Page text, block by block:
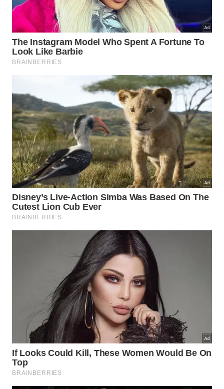
observa como a imagem de Lao Tsé continua
associada ao fluxo natural das coisas. Aplicado ao
presente, o ensinamento sugere escolher uma tarefa
pequena, repetível e honesta, sustentada por
disciplinaepaciência
No fim, a jornada de mil quilômetros permanece
atual porque une começo humilde, atenção ao
tempo e fidelidade ao caminho. Sem culto à pressa,
a lição atribuída a Lao Zi lembra que toda mudança
duradoura nasce depassosepersistência .